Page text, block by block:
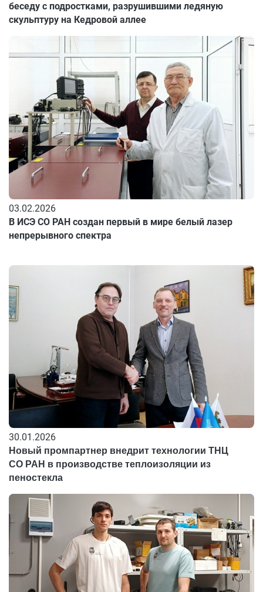
беседу с подростками, разрушившими ледяную
скульптуру на Кедровой аллее
03.02.2026
В ИСЭ СО РАН создан первый в мире белый лазер
непрерывного спектра
30.01.2026
Новый промпартнер внедрит технологии ТНЦ
СО РАН в производстве теплоизоляции из
пеностекла